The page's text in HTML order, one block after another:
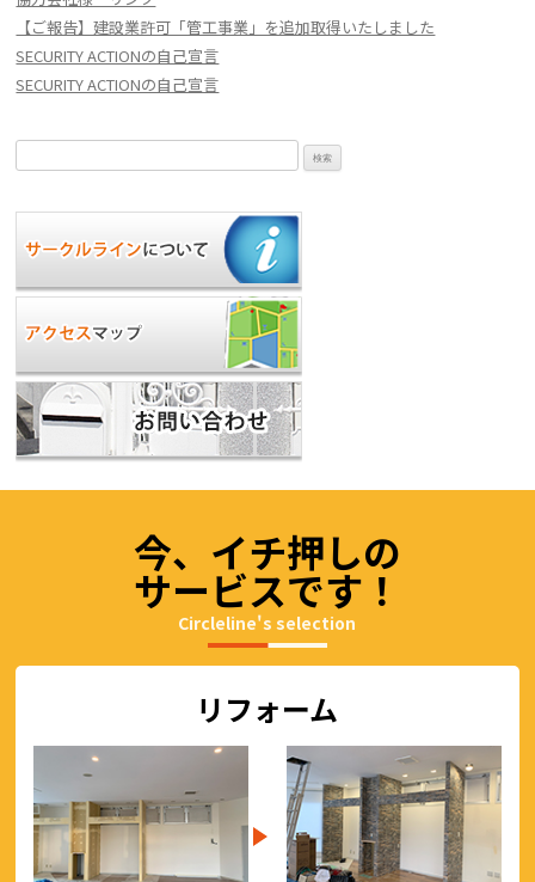
【ご報告】建設業許可「管工事業」を追加取得いたしました
SECURITY ACTIONの自己宣言
SECURITY ACTIONの自己宣言
索:
今、イチ押しの
サービスです！
Circleline's selection
リフォーム